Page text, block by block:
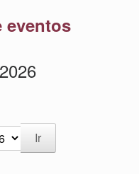
eventos